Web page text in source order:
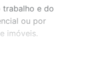
trabalho e do
ou por
imóveis.